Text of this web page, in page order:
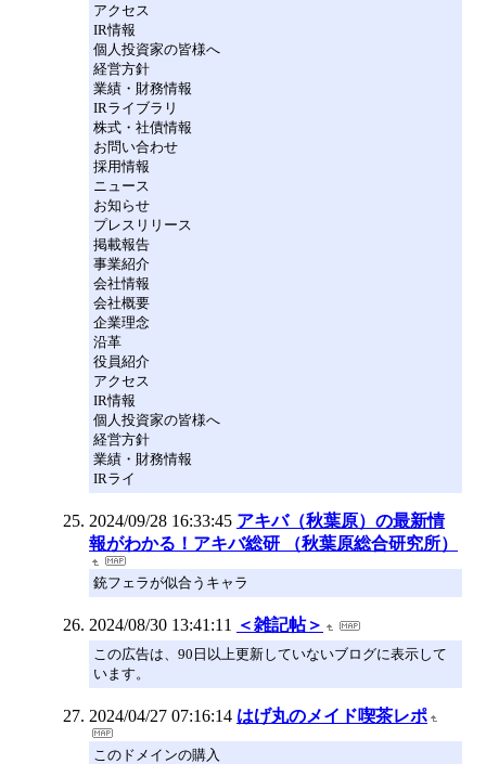
アクセス
IR情報
個人投資家の皆様へ
経営方針
業績・財務情報
IRライブラリ
株式・社債情報
お問い合わせ
採用情報
ニュース
お知らせ
プレスリリース
掲載報告
事業紹介
会社情報
会社概要
企業理念
沿革
役員紹介
アクセス
IR情報
個人投資家の皆様へ
経営方針
業績・財務情報
IRライ
2024/09/28 16:33:45 アキバ（秋葉原）の最新情
報がわかる！アキバ総研 （秋葉原総合研究所）
銃フェラが似合うキャラ
2024/08/30 13:41:11 ＜雑記帖＞
この広告は、90日以上更新していないブログに表示して
います。
2024/04/27 07:16:14 はげ丸のメイド喫茶レポ
このドメインの購入